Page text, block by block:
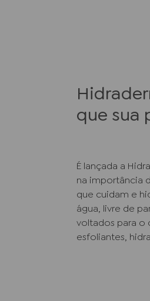
que sua
É lançada a
na importância
que cuidam e
água, livre de
voltados para
esfoliantes,